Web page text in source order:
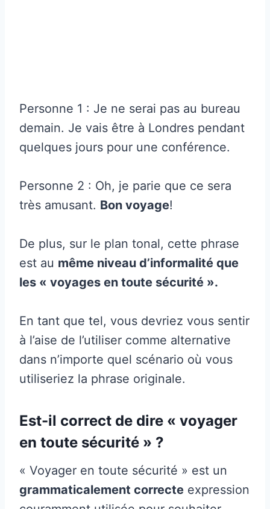
Personne 1 : Je ne serai pas au bureau
demain. Je vais être à Londres pendant
quelques jours pour une conférence.
Personne 2 : Oh, je parie que ce sera
très amusant. Bon voyage!
De plus, sur le plan tonal, cette phrase
est au même niveau d’informalité que
les « voyages en toute sécurité ».
En tant que tel, vous devriez vous sentir
à l’aise de l’utiliser comme alternative
dans n’importe quel scénario où vous
utiliseriez la phrase originale.
Est-il correct de dire « voyager
en toute sécurité » ?
« Voyager en toute sécurité » est un
grammaticalement correcte expression